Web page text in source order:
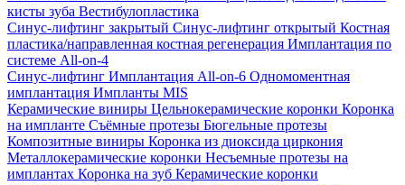
кисты зуба Вестибулопластика
Синус-лифтинг закрытый Синус-лифтинг открытый Костная
пластика/направленная костная регенерация Имплантация по
системе All-on-4
Синус-лифтинг Имплантация All-on-6 Одномоментная
имплантация Импланты MIS
Керамические виниры Цельнокерамические коронки Коронка
на импланте Съёмные протезы Бюгельные протезы
Композитные виниры Коронка из диоксида циркония
Металлокерамические коронки Несъемные протезы на
имплантах Коронка на зуб Керамические коронки